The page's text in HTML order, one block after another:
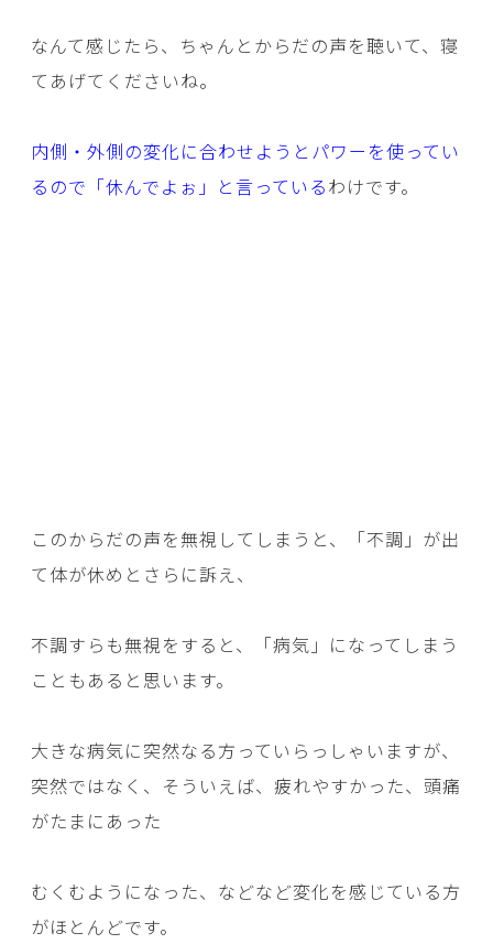
なんて感じたら、ちゃんとからだの声を聴いて、寝
てあげてくださいね。
内側・外側の変化に合わせようとパワーを使ってい
るので「休んでよぉ」と言っているわけです。
このからだの声を無視してしまうと、「不調」が出
て体が休めとさらに訴え、
不調すらも無視をすると、「病気」になってしまう
こともあると思います。
大きな病気に突然なる方っていらっしゃいますが、
突然ではなく、そういえば、疲れやすかった、頭痛
がたまにあった
むくむようになった、などなど変化を感じている方
がほとんどです。